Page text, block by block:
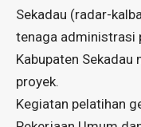
Sekadau (radar-
tenaga administrasi
Kabupaten
proyek.
Kegiatan pelatihan